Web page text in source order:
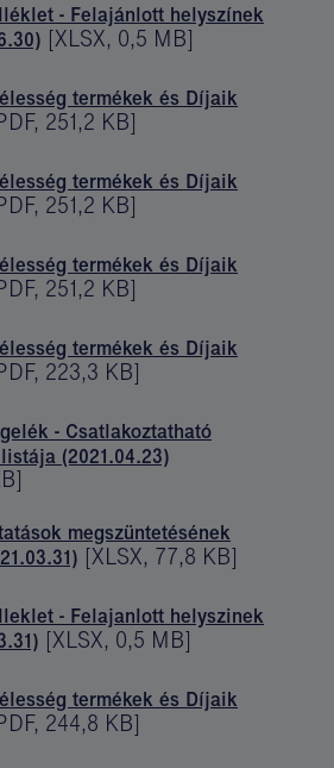
- Felajánlott helyszínek
[XLSX, 0,5 MB]
termékek és Díjaik
, 251,2 KB]
termékek és Díjaik
, 251,2 KB]
termékek és Díjaik
, 251,2 KB]
termékek és Díjaik
, 223,3 KB]
- Csatlakoztatható
(2021.04.23)
]
megszüntetésének
[XLSX, 77,8 KB]
- Felajanlott helyszinek
[XLSX, 0,5 MB]
termékek és Díjaik
, 244,8 KB]